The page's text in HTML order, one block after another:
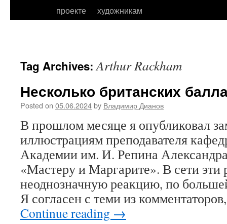
проекте
художникам
Tag Archives:Arthur Rackham
Несколько британских
Posted on 05.06.2024by Владимир Дианов
В прошлом месяце я опубликовал
иллюстрациям преподавателя
Академии им. И. Репина
«Мастеру и Маргарите». В сети эти
неоднозначную реакцию, по
Я согласен с теми из
Continue reading →